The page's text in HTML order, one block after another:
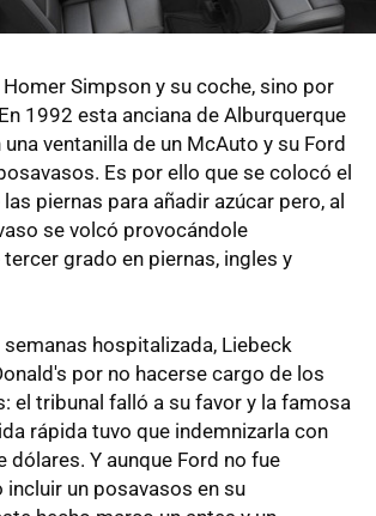
Simpson y su coche, sino por
1992 esta anciana de Alburquerque
ventanilla de un McAuto y su Ford
Es por ello que se colocó el
piernas para añadir azúcar pero, al
se volcó provocándole
grado en piernas, ingles y
hospitalizada, Liebeck
por no hacerse cargo de los
el tribunal falló a su favor y la famosa
rápida tuvo que indemnizarla con
dólares. Y aunque Ford no fue
incluir un posavasos en su